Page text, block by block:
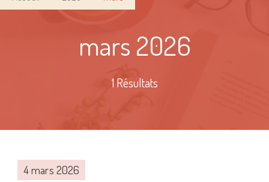
mars 2026
1 Résultats
4 mars 2026